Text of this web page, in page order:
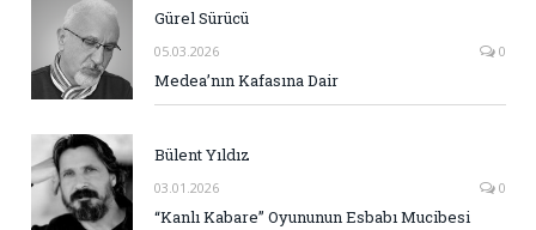
Gürel Sürücü
05.03.2026 0
Medea’nın Kafasına Dair
Bülent Yıldız
03.01.2026 0
“Kanlı Kabare” Oyununun Esbabı Mucibesi